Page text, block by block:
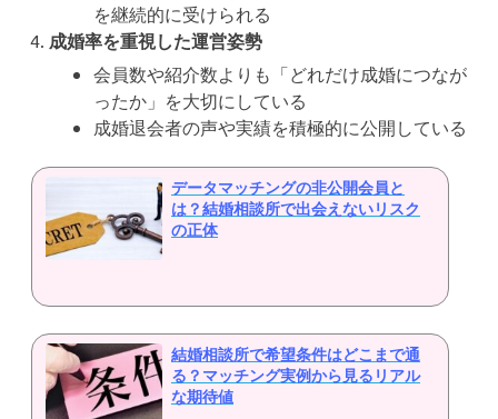
を継続的に受けられる
成婚率を重視した運営姿勢
会員数や紹介数よりも「どれだけ成婚につなが
ったか」を大切にしている
成婚退会者の声や実績を積極的に公開している
データマッチングの非公開会員と
は？結婚相談所で出会えないリスク
の正体
結婚相談所で希望条件はどこまで通
る？マッチング実例から見るリアル
な期待値